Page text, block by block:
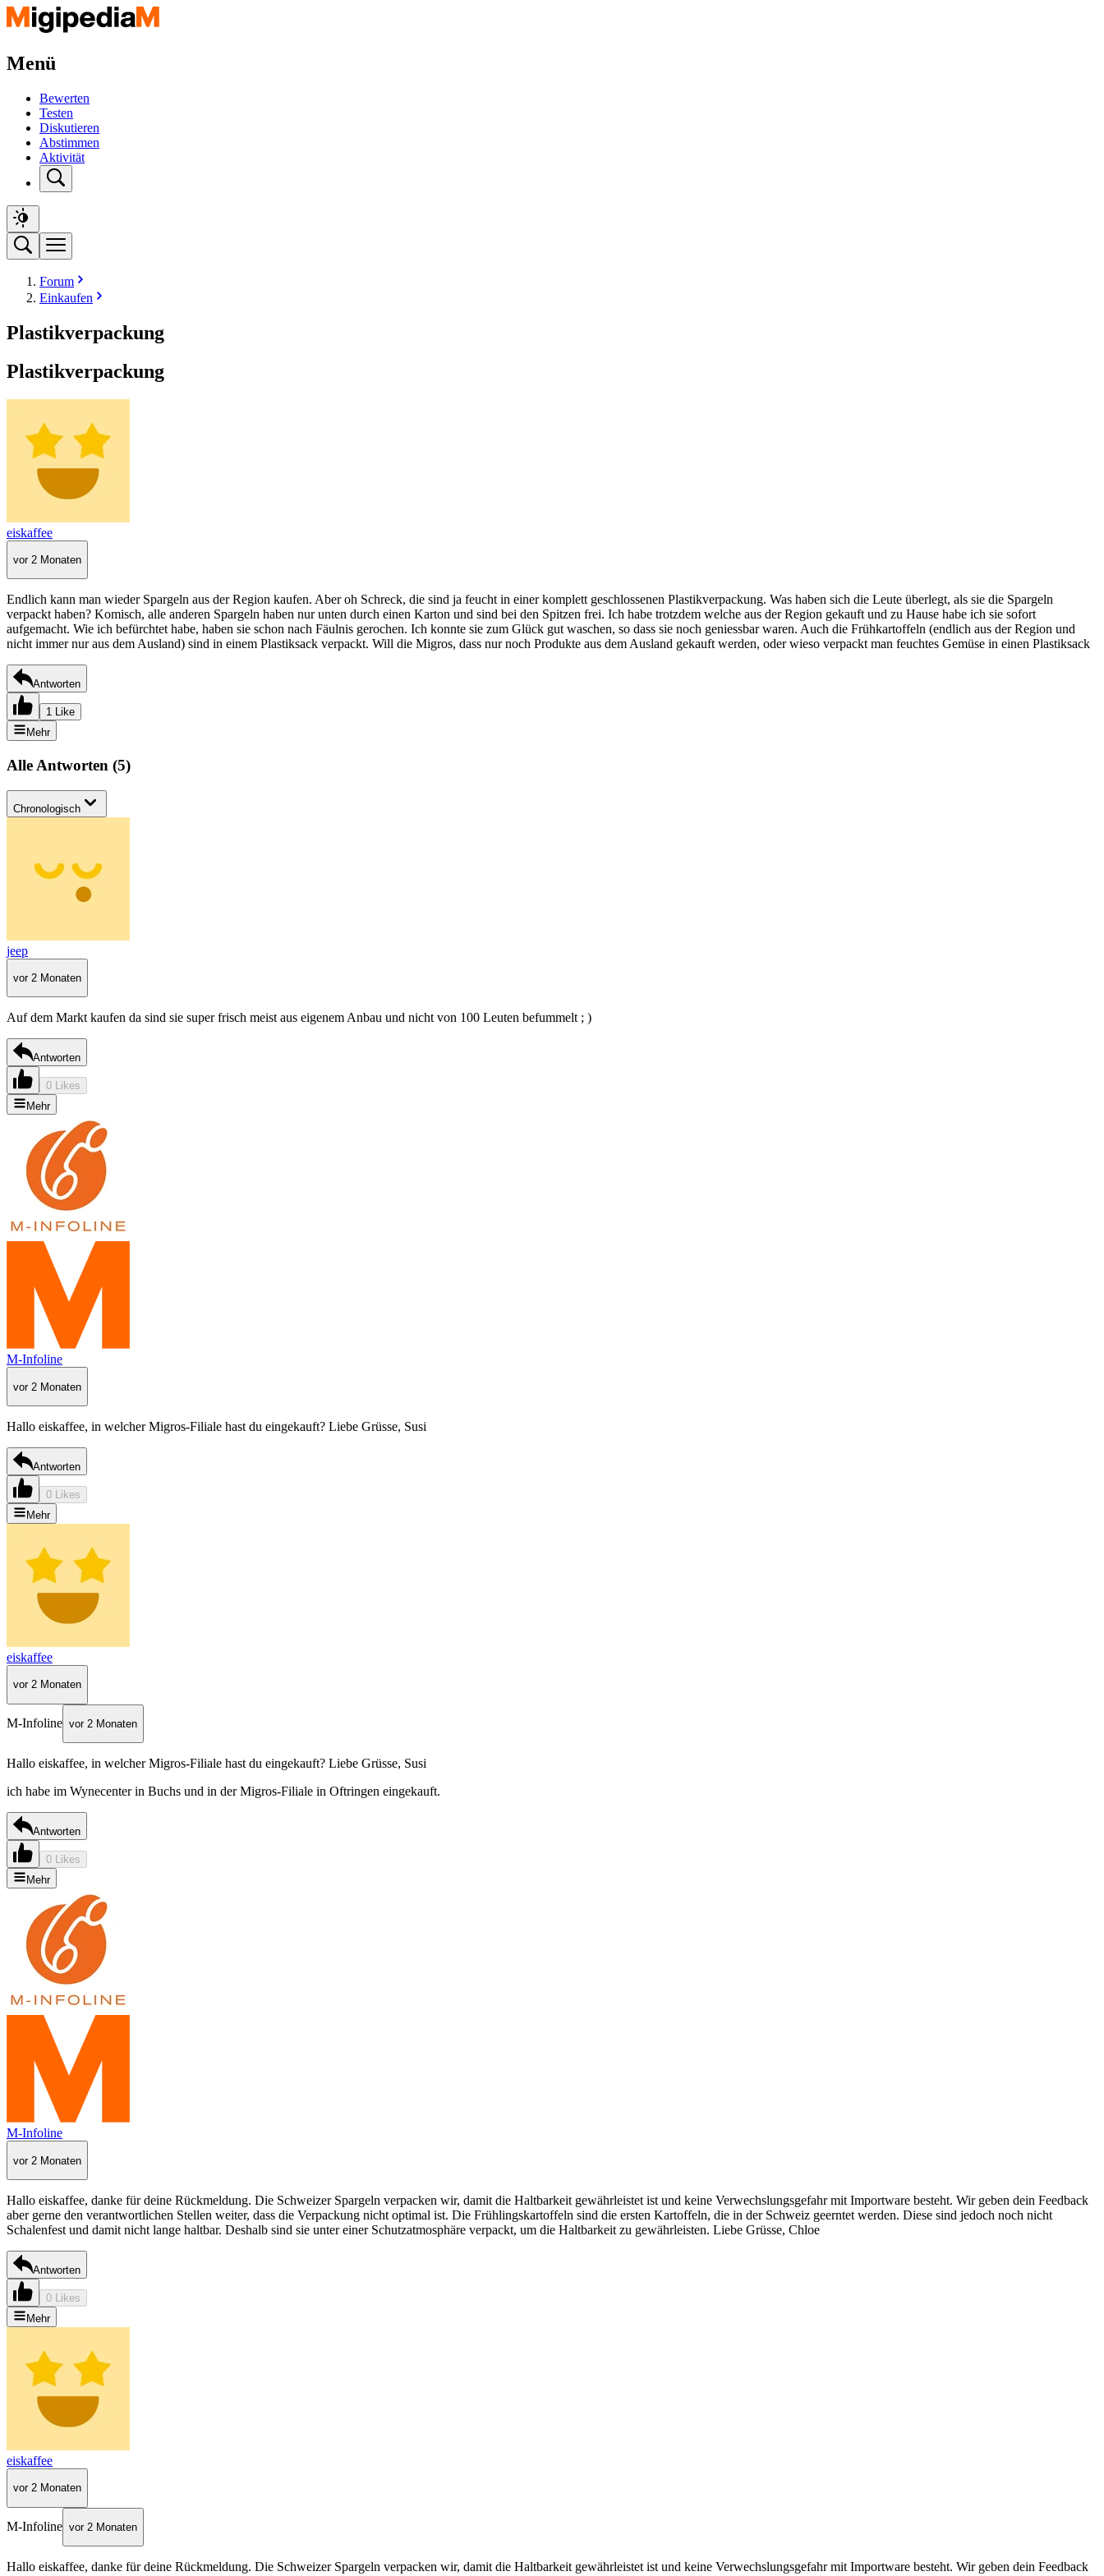
Menü
Bewerten
Testen
Diskutieren
Abstimmen
Aktivität
Forum
Einkaufen
Plastikverpackung
Plastikverpackung
eiskaffee
vor 2 Monaten
Endlich kann man wieder Spargeln aus der Region kaufen. Aber oh Schreck, die sind ja feucht in einer komplett geschlossenen Plastikverpackung. Was haben sich die Leute überlegt, als sie die Spargeln
verpackt haben? Komisch, alle anderen Spargeln haben nur unten durch einen Karton und sind bei den Spitzen frei. Ich habe trotzdem welche aus der Region gekauft und zu Hause habe ich sie sofort
aufgemacht. Wie ich befürchtet habe, haben sie schon nach Fäulnis gerochen. Ich konnte sie zum Glück gut waschen, so dass sie noch geniessbar waren. Auch die Frühkartoffeln (endlich aus der Region und
nicht immer nur aus dem Ausland) sind in einem Plastiksack verpackt. Will die Migros, dass nur noch Produkte aus dem Ausland gekauft werden, oder wieso verpackt man feuchtes Gemüse in einen Plastiksack
Antworten
1 Like
Mehr
Alle Antworten (5)
Chronologisch
jeep
vor 2 Monaten
Auf dem Markt kaufen da sind sie super frisch meist aus eigenem Anbau und nicht von 100 Leuten befummelt ; )
Antworten
0 Likes
Mehr
M-Infoline
vor 2 Monaten
Hallo eiskaffee, in welcher Migros-Filiale hast du eingekauft? Liebe Grüsse, Susi
Antworten
0 Likes
Mehr
eiskaffee
vor 2 Monaten
M-Infoline vor 2 Monaten
Hallo eiskaffee, in welcher Migros-Filiale hast du eingekauft? Liebe Grüsse, Susi
ich habe im Wynecenter in Buchs und in der Migros-Filiale in Oftringen eingekauft.
Antworten
0 Likes
Mehr
M-Infoline
vor 2 Monaten
Hallo eiskaffee, danke für deine Rückmeldung. Die Schweizer Spargeln verpacken wir, damit die Haltbarkeit gewährleistet ist und keine Verwechslungsgefahr mit Importware besteht. Wir geben dein Feedback
aber gerne den verantwortlichen Stellen weiter, dass die Verpackung nicht optimal ist. Die Frühlingskartoffeln sind die ersten Kartoffeln, die in der Schweiz geerntet werden. Diese sind jedoch noch nicht
Schalenfest und damit nicht lange haltbar. Deshalb sind sie unter einer Schutzatmosphäre verpackt, um die Haltbarkeit zu gewährleisten. Liebe Grüsse, Chloe
Antworten
0 Likes
Mehr
eiskaffee
vor 2 Monaten
M-Infoline vor 2 Monaten
Hallo eiskaffee, danke für deine Rückmeldung. Die Schweizer Spargeln verpacken wir, damit die Haltbarkeit gewährleistet ist und keine Verwechslungsgefahr mit Importware besteht. Wir geben dein Feedback